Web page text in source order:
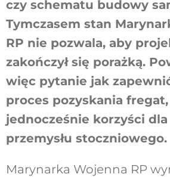
czy schematu budowy
Tymczasem stan
RP nie pozwala, aby
zakończył się porażką.
więc pytanie jak
proces pozyskania
jednocześnie korzyści
przemysłu stoczniowego.
Marynarka Wojenna RP